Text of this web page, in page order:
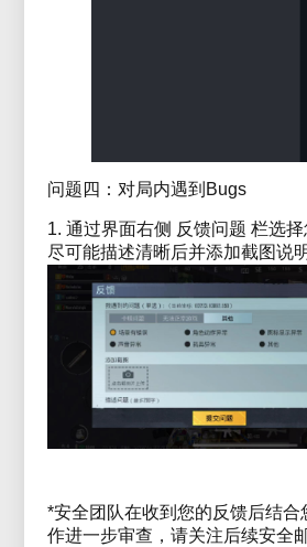
问题四：对局内遇到Bugs
1. 通过界面右侧 反馈问题 栏选择
尽可能描述清晰后并添加截图说
*安全团队在收到您的反馈后结合
作进一步审查，请关注后续安全